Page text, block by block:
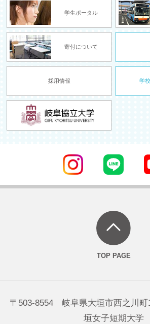
学生ポータル
寄付について
採用情報 学
〒503-8554 岐阜県大垣市西之川
垣女子短期大学